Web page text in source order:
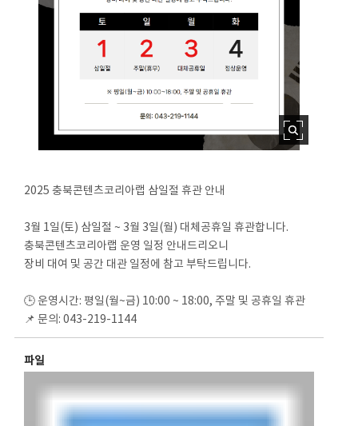
2025 충북콘텐츠코리아랩 삼일절 휴관 안내
3월 1일(토) 삼일절 ~ 3월 3일(월) 대체공휴일 휴관합니다.
충북콘텐츠코리아랩 운영 일정 안내드리오니
장비 대여 및 공간 대관 일정에 참고 부탁드립니다.
🕒 운영시간: 평일(월~금) 10:00 ~ 18:00, 주말 및 공휴일 휴관
📌 문의: 043-219-1144
파일